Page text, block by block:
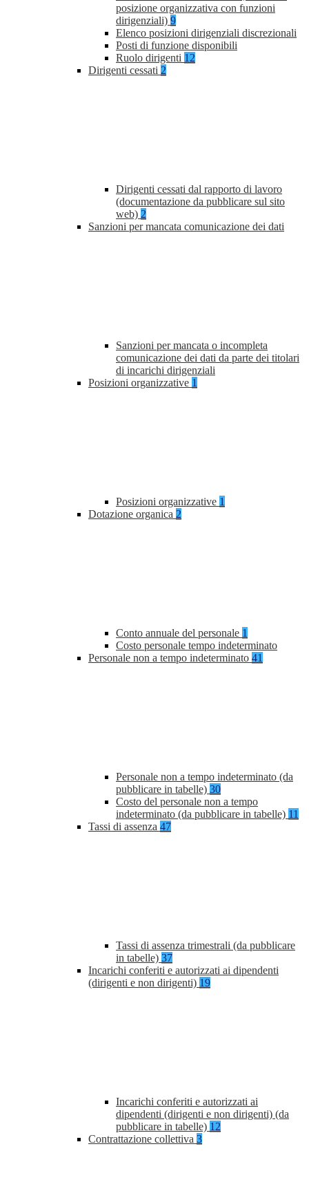
posizione organizzativa con funzioni
dirigenziali) 9
Elenco posizioni dirigenziali discrezionali
Posti di funzione disponibili
Ruolo dirigenti 12
Dirigenti cessati 2
Dirigenti cessati dal rapporto di lavoro
(documentazione da pubblicare sul sito
web) 2
Sanzioni per mancata comunicazione dei dati
Sanzioni per mancata o incompleta
comunicazione dei dati da parte dei titolari
di incarichi dirigenziali
Posizioni organizzative 1
Posizioni organizzative 1
Dotazione organica 2
Conto annuale del personale 1
Costo personale tempo indeterminato
Personale non a tempo indeterminato 41
Personale non a tempo indeterminato (da
pubblicare in tabelle) 30
Costo del personale non a tempo
indeterminato (da pubblicare in tabelle) 11
Tassi di assenza 47
Tassi di assenza trimestrali (da pubblicare
in tabelle) 37
Incarichi conferiti e autorizzati ai dipendenti
(dirigenti e non dirigenti) 19
Incarichi conferiti e autorizzati ai
dipendenti (dirigenti e non dirigenti) (da
pubblicare in tabelle) 12
Contrattazione collettiva 3